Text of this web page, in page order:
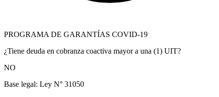
PROGRAMA DE GARANTÍAS COVID-19
¿Tiene deuda en cobranza coactiva mayor a una (1) UIT?
NO
Base legal: Ley N° 31050